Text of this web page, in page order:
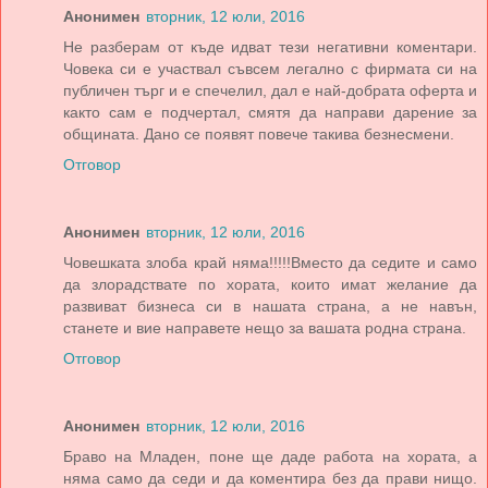
Анонимен вторник, 12 юли, 2016
Не разберам от къде идват тези негативни коментари.
Човека си е участвал съвсем легално с фирмата си на
публичен търг и е спечелил, дал е най-добрата оферта и
както сам е подчертал, смятя да направи дарение за
общината. Дано се появят повече такива безнесмени.
Отговор
Анонимен вторник, 12 юли, 2016
Човешката злоба край няма!!!!!Вместо да седите и само
да злорадствате по хората, които имат желание да
развиват бизнеса си в нашата страна, а не навън,
станете и вие направете нещо за вашата родна страна.
Отговор
Анонимен вторник, 12 юли, 2016
Браво на Младен, поне ще даде работа на хората, а
няма само да седи и да коментира без да прави нищо.